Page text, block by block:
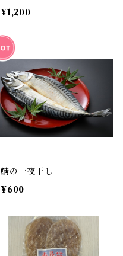
¥1,200
鯖の一夜干し
¥600